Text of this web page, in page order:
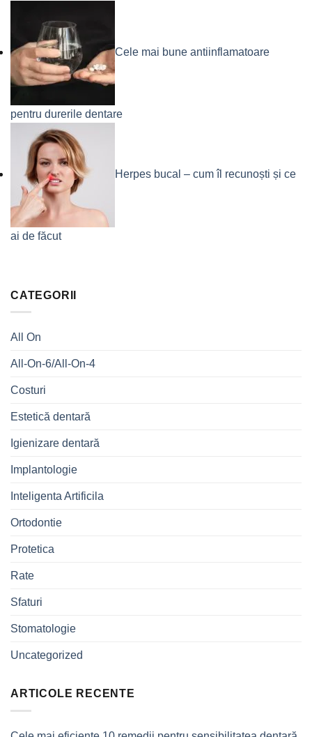
Cele mai bune antiinflamatoare
pentru durerile dentare
Herpes bucal – cum îl recunoști și ce
ai de făcut
CATEGORII
All On
All-On-6/All-On-4
Costuri
Estetică dentară
Igienizare dentară
Implantologie
Inteligenta Artificila
Ortodontie
Protetica
Rate
Sfaturi
Stomatologie
Uncategorized
ARTICOLE RECENTE